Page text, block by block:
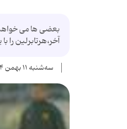
بعضی ها می
آخر،هرتابرلین را با یك گل شكست داده بود
سه‌شنبه ۱۱ بهمن ۱۳۸۴ - ۰۰:۰۰